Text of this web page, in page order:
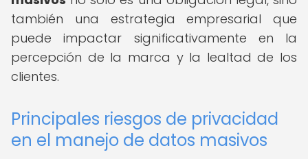
también una estrategia empresarial que
puede impactar significativamente en la
percepción de la marca y la lealtad de los
clientes.
Principales riesgos de privacidad
en el manejo de datos masivos